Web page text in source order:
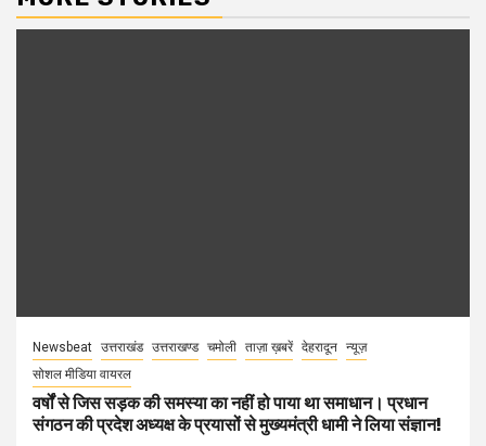
Newsbeat उत्तराखंड उत्तराखण्ड चमोली ताज़ा ख़बरें देहरादून न्यूज़
सोशल मीडिया वायरल
वर्षों से जिस सड़क की समस्या का नहीं हो पाया था समाधान। प्रधान
संगठन की प्रदेश अध्यक्ष के प्रयासों से मुख्यमंत्री धामी ने लिया संज्ञान!